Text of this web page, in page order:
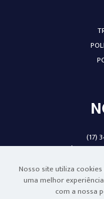
(17)
De segunda a
Nosso site utiliza
uma melhor
com a nossa